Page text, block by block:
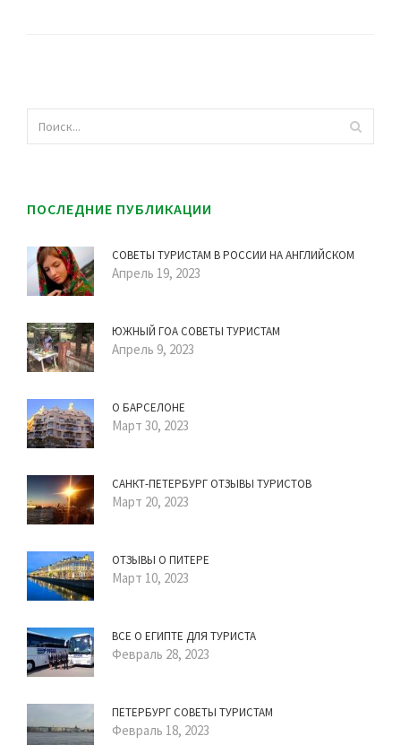
ПОСЛЕДНИЕ ПУБЛИКАЦИИ
СОВЕТЫ ТУРИСТАМ В РОССИИ НА АНГЛИЙСКОМ
Апрель 19, 2023
ЮЖНЫЙ ГОА СОВЕТЫ ТУРИСТАМ
Апрель 9, 2023
О БАРСЕЛОНЕ
Март 30, 2023
САНКТ-ПЕТЕРБУРГ ОТЗЫВЫ ТУРИСТОВ
Март 20, 2023
ОТЗЫВЫ О ПИТЕРЕ
Март 10, 2023
ВСЕ О ЕГИПТЕ ДЛЯ ТУРИСТА
Февраль 28, 2023
ПЕТЕРБУРГ СОВЕТЫ ТУРИСТАМ
Февраль 18, 2023